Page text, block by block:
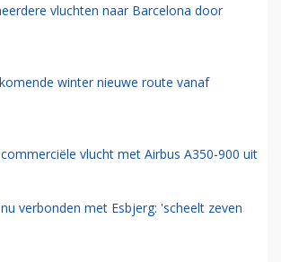
vluchten naar Barcelona door
winter nieuwe route vanaf
vlucht met Airbus A350-900 uit
verbonden met Esbjerg: 'scheelt zeven